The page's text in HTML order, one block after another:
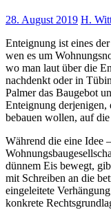
28. August 2019 H.
Enteignung ist eines
wen es um
wo man laut über die
nachdenkt oder in
Palmer das Baugebot
Enteignung derjenigen,
bebauen wollen, auf
Während die eine Idee
dünnem Eis bewegt,
mit Schreiben an die
eingeleitete
konkrete